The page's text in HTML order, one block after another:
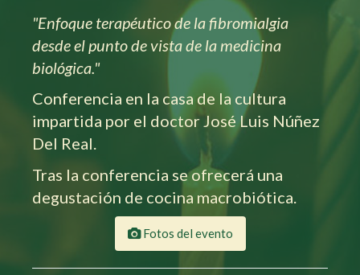
"Enfoque terapéutico de la fibromialgia
desde el punto de vista de la medicina
biológica."
Conferencia en la casa de la cultura
impartida por el doctor José Luis Núñez
Del Real.
Tras la conferencia se ofrecerá una
degustación de cocina macrobiótica.
Fotos del evento